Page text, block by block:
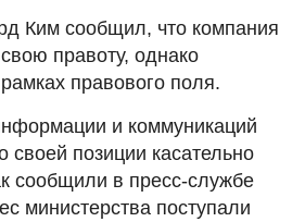
Ким сообщил, что компания
правоту, однако
правового поля.
и коммуникаций
своей позиции касательно
сообщили в пресс-службе
министерства поступали